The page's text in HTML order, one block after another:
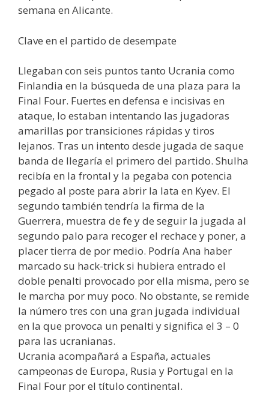
semana en Alicante.
Clave en el partido de desempate
Llegaban con seis puntos tanto Ucrania como
Finlandia en la búsqueda de una plaza para la
Final Four. Fuertes en defensa e incisivas en
ataque, lo estaban intentando las jugadoras
amarillas por transiciones rápidas y tiros
lejanos. Tras un intento desde jugada de saque
banda de llegaría el primero del partido. Shulha
recibía en la frontal y la pegaba con potencia
pegado al poste para abrir la lata en Kyev. El
segundo también tendría la firma de la
Guerrera, muestra de fe y de seguir la jugada al
segundo palo para recoger el rechace y poner, a
placer tierra de por medio. Podría Ana haber
marcado su hack-trick si hubiera entrado el
doble penalti provocado por ella misma, pero se
le marcha por muy poco. No obstante, se remide
la número tres con una gran jugada individual
en la que provoca un penalti y significa el 3 – 0
para las ucranianas.
Ucrania acompañará a España, actuales
campeonas de Europa, Rusia y Portugal en la
Final Four por el título continental.